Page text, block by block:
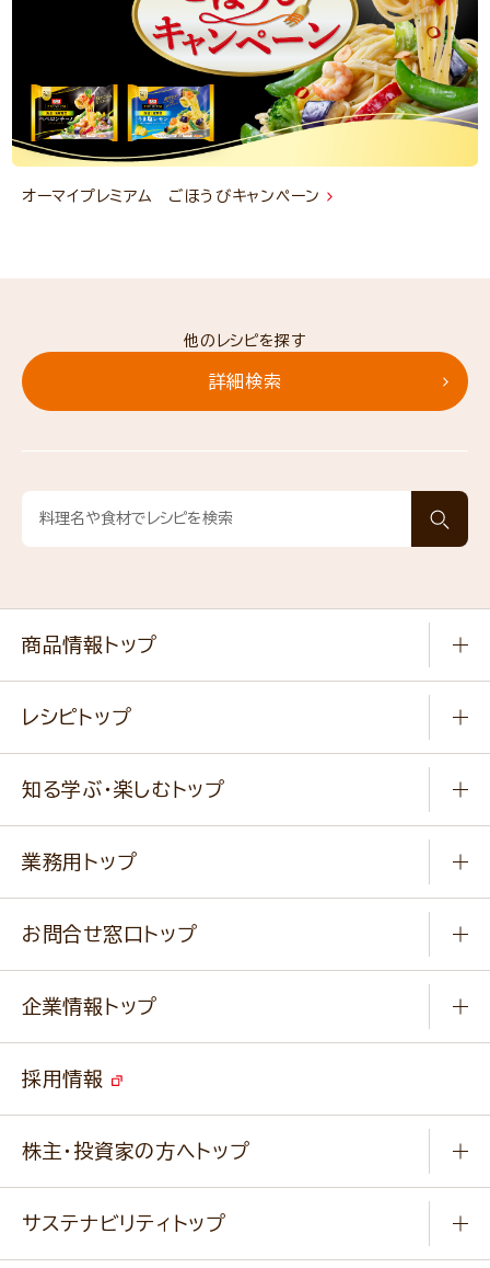
オーマイプレミアム ごほうびキャンペーン
他のレシピを探す
詳細検索
商品情報トップ
健康食品・他
新商品・リニューアル商品
通販サイト一覧
レシピトップ
作り方動画
みなさまのレシピはこちら
知る学ぶ・楽しむトップ
ふっくらパンをつくりましょう
キャンペーン
業務用トップ
ニップンの アマニ 業務用サイト
ベジカフェブランドサイト
お問合せ窓口トップ
改善事例
業務用商品のお問合せ
企業情報トップ
事業紹介
経営理念・経営方針・行動規範・行動指針
ニップンの歴史
採用情報
株主・投資家の方へトップ
サステナビリティトップ